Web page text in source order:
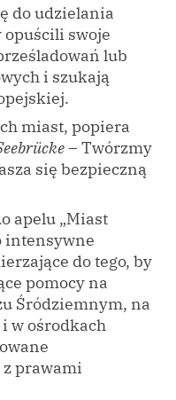
do udzielania
swoje
lub
i szukają
miast, popiera
– Twórzmy
się bezpieczną
apelu „Miast
intensywne
do tego, by
pomocy na
Śródziemnym, na
w ośrodkach
prawami